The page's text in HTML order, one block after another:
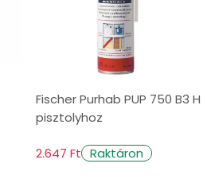
Fischer Purhab PUP 750 B3 H
pisztolyhoz
2.647 Ft Raktáron